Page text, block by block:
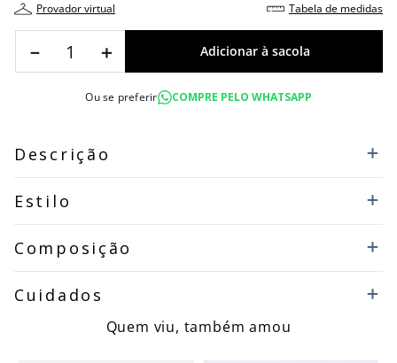
provador virtual tabela de medidas
＋
－
Ou se preferir COMPRE PELO WHATSAPP
Descrição
Estilo
Composição
Cuidados
Quem viu, também amou